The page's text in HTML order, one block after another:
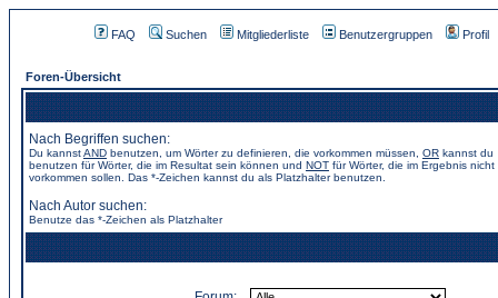
FAQ Suchen Mitgliederliste Benutzergruppen Profil
Foren-Übersicht
Nach Begriffen suchen:
Du kannstAND benutzen, um Wörter zu definieren, die vorkommen müssen, OR kannst du
benutzen für Wörter, die im Resultat sein können und NOT für Wörter, die im Ergebnis nicht
vorkommen sollen. Das *-Zeichen kannst du als Platzhalter benutzen.
Nach Autor suchen:
Benutze das *-Zeichen als Platzhalter